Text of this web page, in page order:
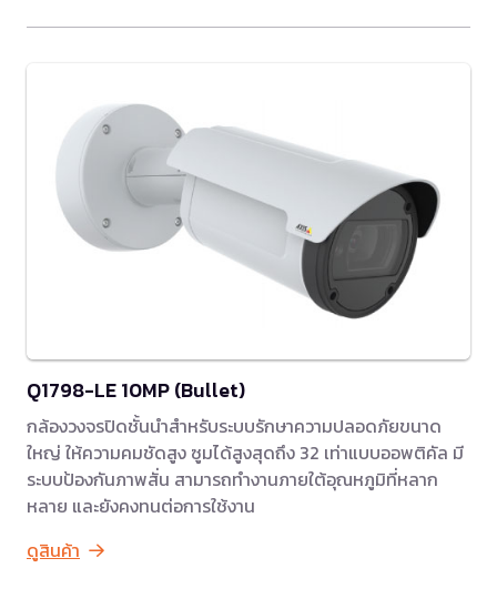
Q1798-LE 10MP (Bullet)
กล้องวงจรปิดชั้นนำสำหรับระบบรักษาความปลอดภัยขนาด
ใหญ่ ให้ความคมชัดสูง ซูมได้สูงสุดถึง 32 เท่าแบบออพติคัล มี
ระบบป้องกันภาพสั่น สามารถทำงานภายใต้อุณหภูมิที่หลาก
หลาย และยังคงทนต่อการใช้งาน
ดูสินค้า